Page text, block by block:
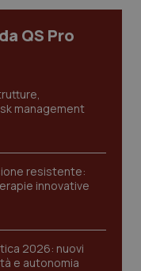
QS Pro
management
resistente:
innovative
2026: nuovi
e autonomia
secondi